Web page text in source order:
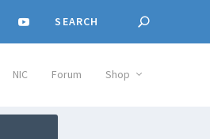
NIC Forum Shop